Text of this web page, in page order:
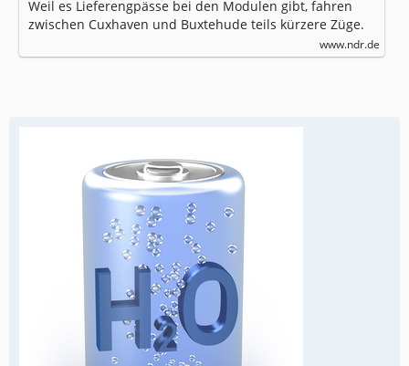
Weil es Lieferengpässe bei den Modulen gibt, fahren
zwischen Cuxhaven und Buxtehude teils kürzere Züge.
www.ndr.de